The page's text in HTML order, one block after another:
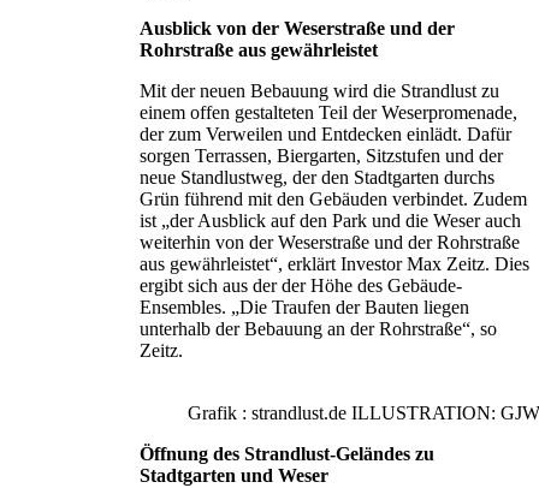
Ausblick von der Weserstraße und der
Rohrstraße aus gewährleistet
Mit der neuen Bebauung wird die Strandlust zu
einem offen gestalteten Teil der Weserpromenade,
der zum Verweilen und Entdecken einlädt. Dafür
sorgen Terrassen, Biergarten, Sitzstufen und der
neue Standlustweg, der den Stadtgarten durchs
Grün führend mit den Gebäuden verbindet. Zudem
ist „der Ausblick auf den Park und die Weser auch
weiterhin von der Weserstraße und der Rohrstraße
aus gewährleistet“, erklärt Investor Max Zeitz. Dies
ergibt sich aus der der Höhe des Gebäude-
Ensembles. „Die Traufen der Bauten liegen
unterhalb der Bebauung an der Rohrstraße“, so
Zeitz.
Grafik : strandlust.de ILLUSTRATION:
Öffnung des Strandlust-Geländes zu
Stadtgarten und Weser